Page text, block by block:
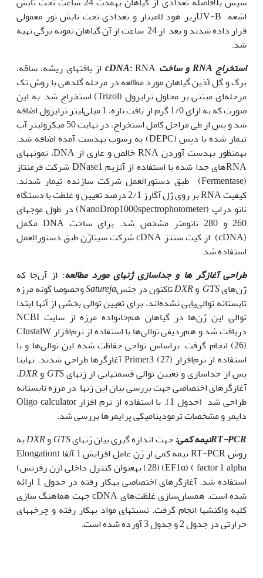
اشعه UV-Bزیر هود لامینار و تعدادی تحت تابش نور معمولی
قرار داده شدند و بعد از 24 ساعت از آن گیاهان نمونه برگی تهیه
شد.
استخراج RNAو ساخت cDNA:
RNA از بافت‏های ریشه، ساقه،
برگ و گل آذین گیاهان مورد مطالعه در مرحله گلدهی با روش تک
‌مرحله‌ای مبتنی بر محلول ترایزول (Trizol) استخراج شد. به این
صورت که به ازای 1/0 گرم از بافت تازه، 1 میلی‌لیتر ترایزول اضافه
شد و پس از طی مراحل کامل استخراج، در نهایت 50 میکرولیتر آب
تیمار شده با دپس (DEPC) به رسوب به‏دست آمده اضافه شد.
به‏منظور به‏دست آوردن RNA خالص و عاری از DNA، نمونه‏های
RNAهای جدا شده با استفاده از آنزیم DNase1 شرکت فرمنتاز
(Fermentase) طبق دستورالعمل شرکت سازنده تیمار شدند.
کیفیت RNA بر روی ژل آگارز 2/1 درصد تعیین و غلظت با دستگاه
نانو دراپ (NanoDrop1000spectrophotometer) در طول موج‏های
260 و 280 نانومتر مشخص شد. برای ساخت DNA مکمل
(cDNA) از کیت سنتز cDNA شرکت سیناژن طبق دستورالعمل
استفاده شد.
طراحی آغازگر ها و جداسازی ژن‏های مورد مطالعه: از آن‌جا که
ژن‌هایGTS وDXRتاکنون در جنسSaturejaوخصوصا گونه مرزه
تابستانه توالی‌یابی نشده‌اند، برای تعیین توالی بخشی از آن‏ها ابتدا
توالی این ژن‌ها در گیاهان هم‌خانواده مرزه از سایت NCBI
دریافت شد و هم‌ردیفی توالی‌ها با استفاده از نرم‌افزار ClustalW
(26) انجام گرفت. براساس نواحی حفاظت شده این توالی‌ها و با
استفاده از نرم‌افزار Primer3 (27) آغازگرها طراحی شدند. نهایتا
پس از جداسازی و تعیین توالی قسمت‏هایی از ژن‏هایGTS وDXR،
آغازگرهای اختصاصی جهت بررسی بیان این ژن‏ها در مرزه تابستانه
طراحی شد (جدول 1). با استفاده از نرم افزار Oligo calculator
دایمر و مشخصات ترمودینامیکی پرایمرها بررسی شد.
RT-PCRنیمه کمی:جهت اندازه گیری بیان ژن‏هایGTSوDXRبه
روش RT-PCR نیمه کمی از ژن عامل افزایش 1 آلفا (Elongation
factor 1 alpha ) (EF1α) (28) به‏عنوان کنترل داخلی (ژن رفرنس)
استفاده شد. آغازگرهای اختصاصی به‏کار رفته در جدول 1 ارائه
شده است. همسان‌سازی غلظت‌های cDNA جهت هماهنگ سازی
کلیه واکنش‏ها انجام گرفت. نسبت­های مواد به‏کار رفته و چرخه­های
حرارتی در جدول 2 و جدول 3 آورده شده است.